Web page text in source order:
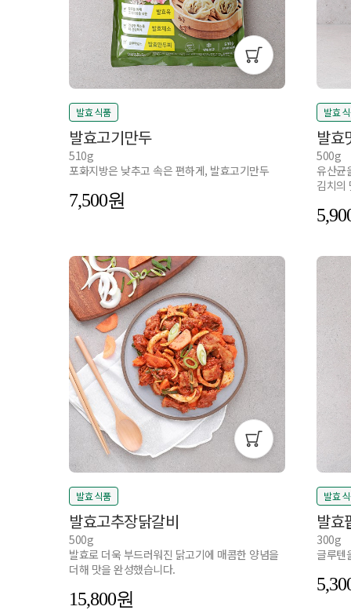
발효 식품
발효고기만두
510g
포화지방은 낮추고 속은 편하게, 발효고기만두
7,500
발효
발효
500g
유산균
김치의
발효 식품
발효고추장닭갈비
500g
발효로 더욱 부드러워진 닭고기에 매콤한 양념을
더해 맛을 완성했습니다.
15,800
발효
발효
300g
글루텐